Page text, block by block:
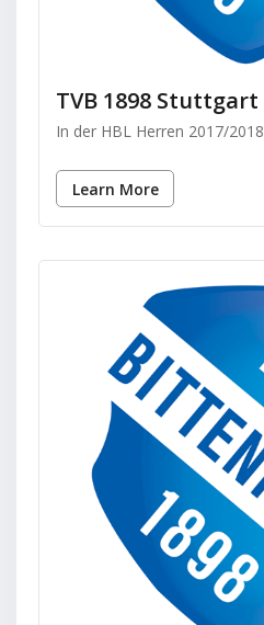
TVB 1898 Stuttgart
In der HBL Herren 2017/2018
Learn More